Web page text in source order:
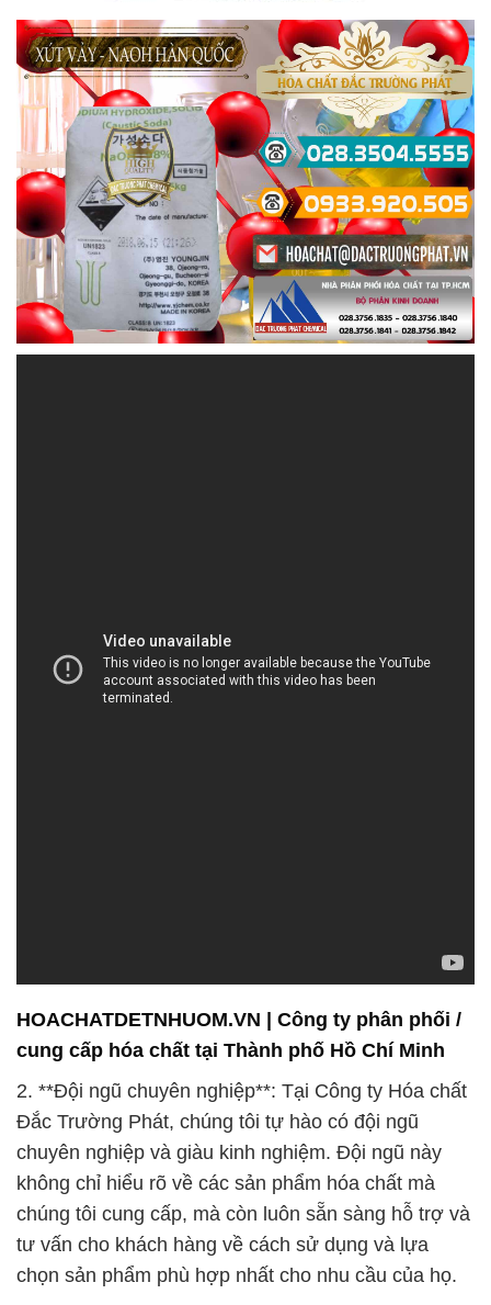
HOACHATDETNHUOM.VN | Công ty phân phối /
cung cấp hóa chất tại Thành phố Hồ Chí Minh
2. **Đội ngũ chuyên nghiệp**: Tại Công ty Hóa chất
Đắc Trường Phát, chúng tôi tự hào có đội ngũ
chuyên nghiệp và giàu kinh nghiệm. Đội ngũ này
không chỉ hiểu rõ về các sản phẩm hóa chất mà
chúng tôi cung cấp, mà còn luôn sẵn sàng hỗ trợ và
tư vấn cho khách hàng về cách sử dụng và lựa
chọn sản phẩm phù hợp nhất cho nhu cầu của họ.